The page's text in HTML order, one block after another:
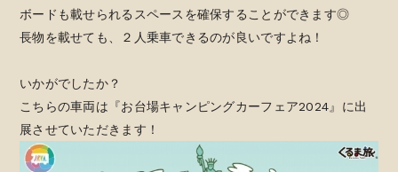
ボードも載せられるスペースを確保することができます◎
長物を載せても、２人乗車できるのが良いですよね！
いかがでしたか？
こちらの車両は『お台場キャンピングカーフェア2024』に出
展させていただきます！